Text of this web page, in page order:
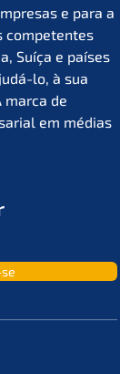
e para a
compe­ten­tes
Suíça e países
lo, à sua
marca de
em médias